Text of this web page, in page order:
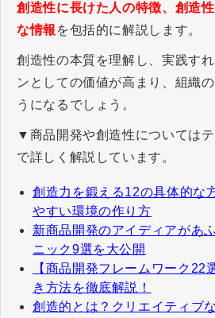
創造性に長けた人の特徴、創造
な情報 を包括的に解説します。
創造性の本質を理解し、実践す
ンとしての価値が高まり、組織
うになるでしょう。
▼商品開発や創造性については
で詳しく解説しています。
創造力を鍛える12の具体的な
やすい環境の作り方
新商品開発のアイディアがあ
ニック9選を大公開
【商品開発フレームワーク22
き方法を徹底解説！
創造的とは？クリエイティブ